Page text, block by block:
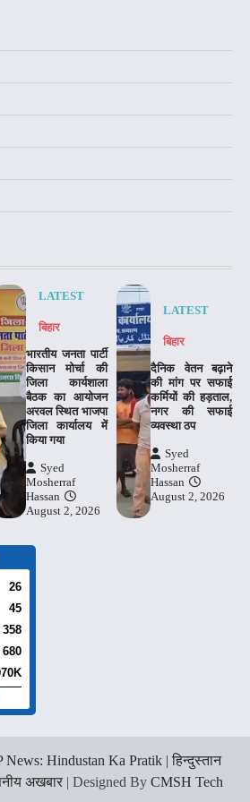
LATEST
बिहार
भारतीय जनता पार्टी
किसान मोर्चा की
जिला कार्यशाला
बैठक का आयोजन
अरवल स्थित भाजपा
जिला कार्यालय में
किया गया
Syed
Mosherraf
Hassan
August 2, 2026
LATEST
बिहार
दैनिक वेतन बढ़ाने
की मांग पर सफाई
कर्मियों की हड़ताल,
नगर की सफाई
व्यवस्था ठप
Syed
Mosherraf
Hassan
August 2, 2026
26
45
358
680
News: Hindustan Ka Pratik | हिन्दुस्तान
अखबार | Designed By CMSH Tech